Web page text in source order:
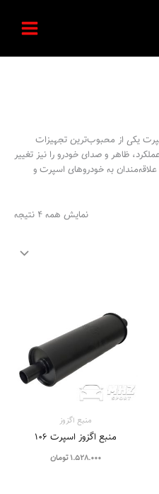
یکی از محبوب‌ترین تجهیزات
ظاهر و صدای خودرو را نیز تغییر
به خودروهای اسپرت و
نمایش همه 4 نتیجه
منبع اگزوز
منبع اگزوز اسپرت ۱۰۶
1.528.000تومان